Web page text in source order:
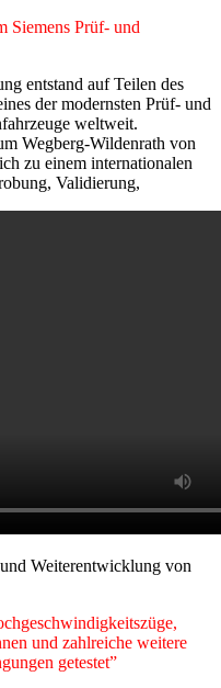
Siemens Prüf- und
entstand auf Teilen des
der modernsten Prüf- und
weltweit.
Wegberg-Wildenrath von
zu einem internationalen
Validierung,
Weiterentwicklung von
und zahlreiche weitere
getestet”